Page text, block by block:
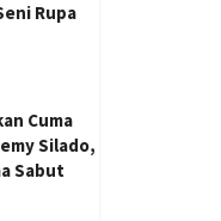
Rupa
Cuma
Silado,
Sabut